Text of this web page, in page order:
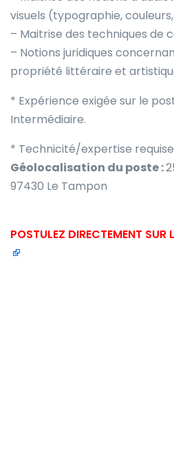
visuels (typographie,
– Maitrise des techniques de
– Notions juridiques
propriété littéraire et
* Expérience exigée sur le
Intermédiaire.
* Technicité/expertise
Géolocalisation du poste :
97430 Le Tampon
POSTULEZ DIRECTEMENT SUR